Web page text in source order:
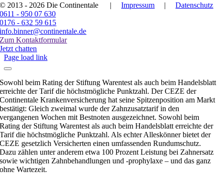
© 2013 - 2026 Die Continentale
| Impressum |
Datenschutz
0611 - 950 07 630
0176 - 632 59 615
info.binner@continentale.de
Zum Kontaktformular
Jetzt chatten
Page load link
Sowohl beim Rating der Stiftung Warentest als auch beim Handelsblatt
erreichte der Tarif die höchstmögliche Punktzahl. Der CEZE der
Continentale Krankenversicherung hat seine Spitzenposition am Markt
bestätigt: Gleich zweimal wurde der Zahnzusatztarif in den
vergangenen Wochen mit Bestnoten ausgezeichnet. Sowohl beim
Rating der Stiftung Warentest als auch beim Handelsblatt erreichte der
Tarif die höchstmögliche Punktzahl. Als echter Alleskönner bietet der
CEZE gesetzlich Versicherten einen umfassenden Rundumschutz.
Dazu zählen unter anderem etwa 100 Prozent Leistung bei Zahnersatz
sowie wichtigen Zahnbehandlungen und -prophylaxe – und das ganz
ohne Wartezeit.